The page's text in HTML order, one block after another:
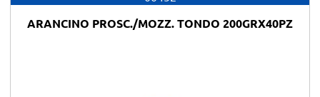
ARANCINO PROSC./MOZZ. TONDO 200GRX40PZ